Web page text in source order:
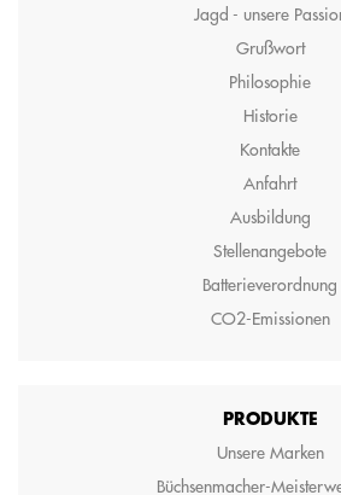
Jagd - unsere
Grußwort
Philosophie
Historie
Kontakte
Anfahrt
Ausbildung
Stellenangebote
Batterieverordnung
CO2-Emissionen
PRODUKTE
Unsere Marken
Büchsenmacher-